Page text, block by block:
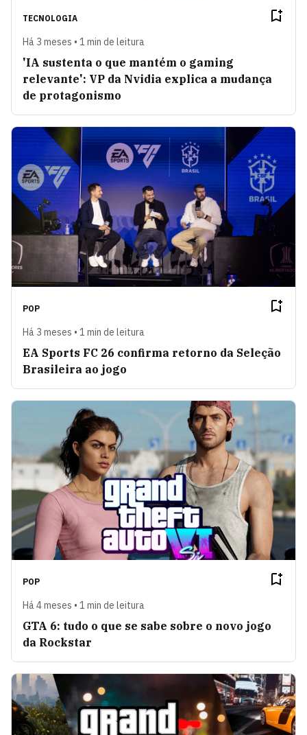
TECNOLOGIA
Há 3 meses • 1 min de leitura
'IA sustenta o que mantém o gaming
relevante': VP da Nvidia explica a mudança
de protagonismo
POP
Há 3 meses • 1 min de leitura
EA Sports FC 26 confirma retorno da Seleção
Brasileira ao jogo
POP
Há 4 meses • 1 min de leitura
GTA 6: tudo o que se sabe sobre o novo jogo
da Rockstar